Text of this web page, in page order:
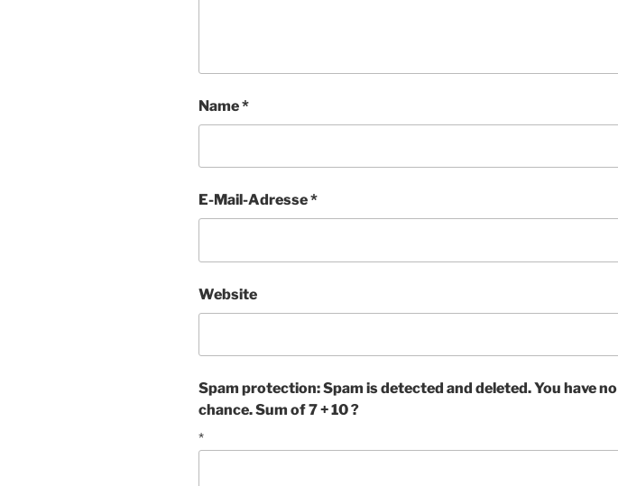
Name*
E-Mail-Adresse*
Website
Spam protection: Spam is detected and deleted. You have no
chance. Sum of 7 + 10 ?
*